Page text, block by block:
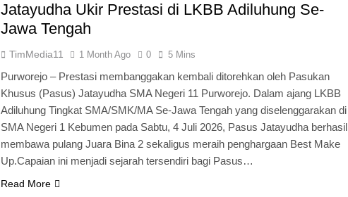
Jatayudha Ukir Prestasi di LKBB Adiluhung Se-
Jawa Tengah
TimMedia11 1 Month Ago 0 5 Mins
Purworejo – Prestasi membanggakan kembali ditorehkan oleh Pasukan
Khusus (Pasus) Jatayudha SMA Negeri 11 Purworejo. Dalam ajang LKBB
Adiluhung Tingkat SMA/SMK/MA Se-Jawa Tengah yang diselenggarakan di
SMA Negeri 1 Kebumen pada Sabtu, 4 Juli 2026, Pasus Jatayudha berhasil
membawa pulang Juara Bina 2 sekaligus meraih penghargaan Best Make
Up.Capaian ini menjadi sejarah tersendiri bagi Pasus…
Read More